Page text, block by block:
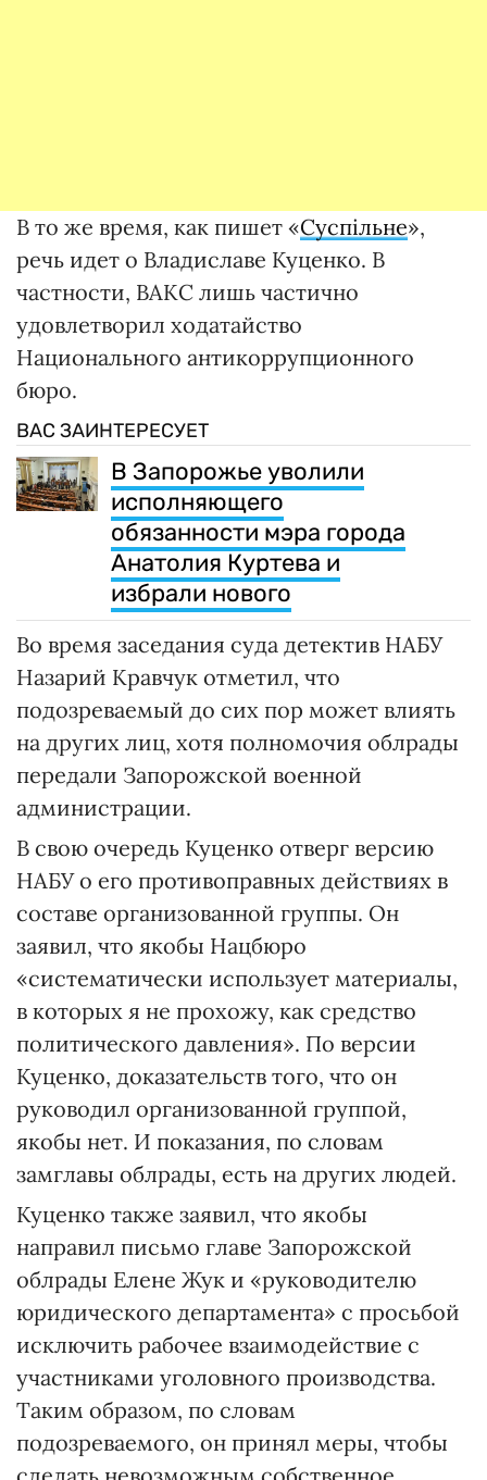
В то же время, как пишет «Суспільне»,
речь идет о Владиславе Куценко. В
частности, ВАКС лишь частично
удовлетворил ходатайство
Национального антикоррупционного
бюро.
ВАС ЗАИНТЕРЕСУЕТ
В Запорожье уволили
исполняющего
обязанности мэра города
Анатолия Куртева и
избрали нового
Во время заседания суда детектив НАБУ
Назарий Кравчук отметил, что
подозреваемый до сих пор может влиять
на других лиц, хотя полномочия облрады
передали Запорожской военной
администрации.
В свою очередь Куценко отверг версию
НАБУ о его противоправных действиях в
составе организованной группы. Он
заявил, что якобы Нацбюро
«систематически использует материалы,
в которых я не прохожу, как средство
политического давления». По версии
Куценко, доказательств того, что он
руководил организованной группой,
якобы нет. И показания, по словам
замглавы облрады, есть на других людей.
Куценко также заявил, что якобы
направил письмо главе Запорожской
облрады Елене Жук и «руководителю
юридического департамента» с просьбой
исключить рабочее взаимодействие с
участниками уголовного производства.
Таким образом, по словам
подозреваемого, он принял меры, чтобы